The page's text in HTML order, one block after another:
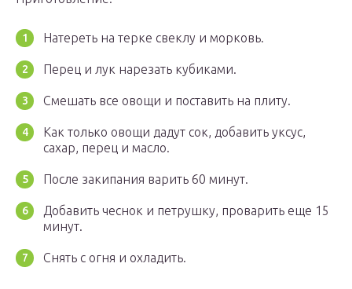
Натереть на терке свеклу и морковь.
Перец и лук нарезать кубиками.
Смешать все овощи и поставить на плиту.
Как только овощи дадут сок, добавить уксус,
сахар, перец и масло.
После закипания варить 60 минут.
Добавить чеснок и петрушку, проварить еще 15
минут.
Снять с огня и охладить.